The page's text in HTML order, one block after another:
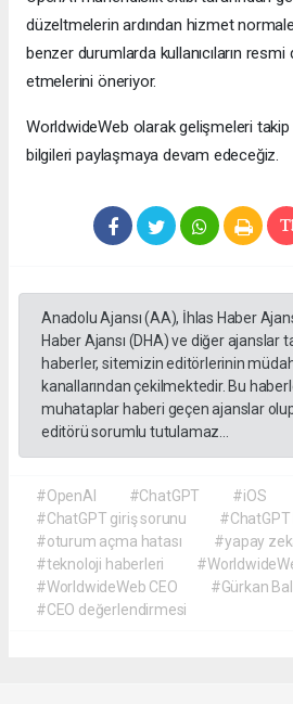
düzeltmelerin ardından hizmet
benzer durumlarda kullanıcıların resmi
etmelerini öneriyor.
WorldwideWeb olarak gelişmeleri
bilgileri paylaşmaya devam edeceğiz.
Anadolu Ajansı (AA), İhlas Haber
Haber Ajansı (DHA) ve diğer ajanslar
haberler, sitemizin editörlerinin
kanallarından çekilmektedir. Bu
muhataplar haberi geçen ajanslar
editörü sorumlu tutulamaz...
#OpenAI #ChatGPT #iOS
#ChatGPT giriş sorunu
#oturum açma hatası
#yapay
#teknoloji haberleri
#WorldwideWeb CEO
#Gürkan Bal
#CEO değerlendirmesi